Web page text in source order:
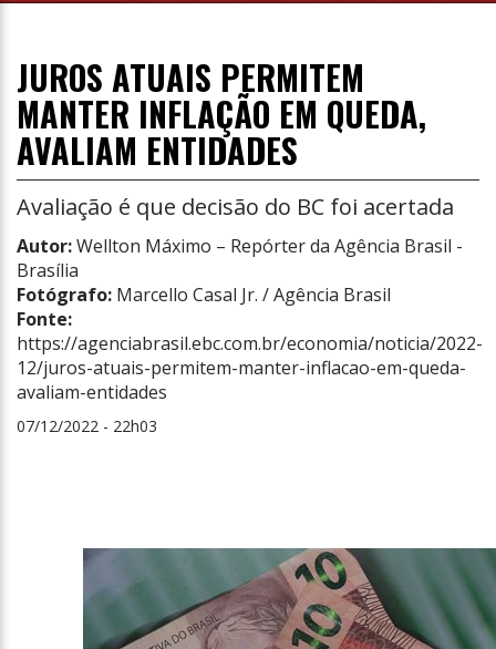
JUROS ATUAIS PERMITEM
MANTER INFLAÇÃO EM QUEDA,
AVALIAM ENTIDADES
Avaliação é que decisão do BC foi acertada
Autor:Wellton Máximo – Repórter da Agência Brasil -
Brasília
Fotógrafo: Marcello Casal Jr. / Agência Brasil
Fonte:
https://agenciabrasil.ebc.com.br/economia/noticia/2022-
12/juros-atuais-permitem-manter-inflacao-em-queda-
avaliam-entidades
07/12/2022 - 22h03